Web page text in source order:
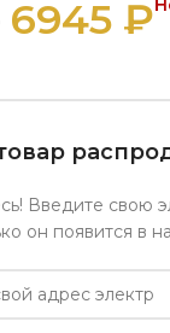
6945 ₽
Введите свою
он появится в